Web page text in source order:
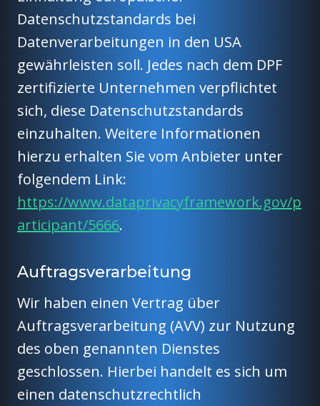
Datenschutzstandards bei
Datenverarbeitungen in den USA
gewährleisten soll. Jedes nach dem DPF
zertifizierte Unternehmen verpflichtet
sich, diese Datenschutzstandards
einzuhalten. Weitere Informationen
hierzu erhalten Sie vom Anbieter unter
folgendem Link:
https://www.dataprivacyframework.gov/p
articipant/5666.
Auftragsverarbeitung
Wir haben einen Vertrag über
Auftragsverarbeitung (AVV) zur Nutzung
des oben genannten Dienstes
geschlossen. Hierbei handelt es sich um
einen datenschutzrechtlich